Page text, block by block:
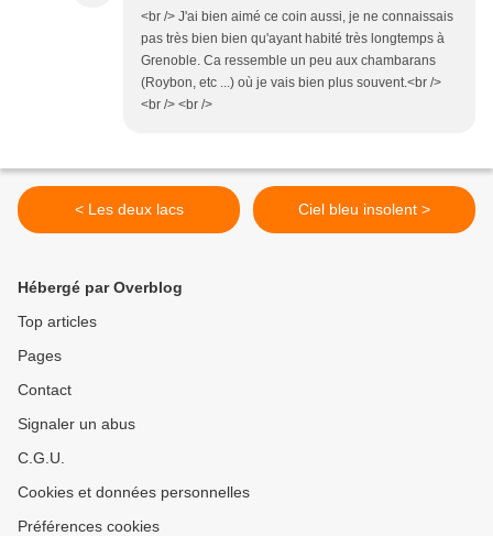
<br /> J'ai bien aimé ce coin aussi, je ne connaissais
pas très bien bien qu'ayant habité très longtemps à
Grenoble. Ca ressemble un peu aux chambarans
(Roybon, etc ...) où je vais bien plus souvent.<br />
<br /> <br />
< Les deux lacs Ciel bleu insolent >
Hébergé par Overblog
Top articles
Pages
Contact
Signaler un abus
C.G.U.
Cookies et données personnelles
Préférences cookies